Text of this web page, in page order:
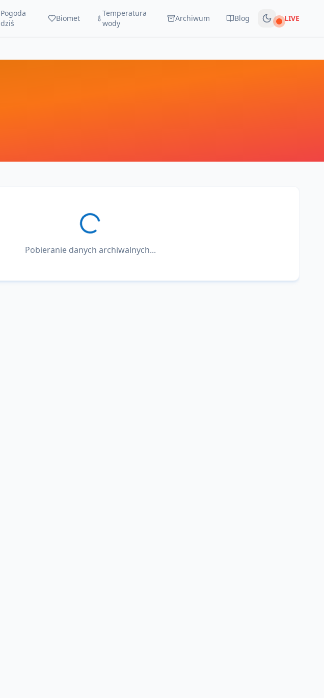
Pogoda
dziś
Biomet
Temperatura
wody
Archiwum Blog Na żywo
LIVE
Pobieranie danych archiwalnych...